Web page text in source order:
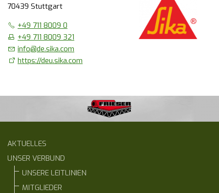
70439 Stuttgart
+49 711 8009 0
+49 711 8009 321
info@de.sika.com
https://deu.sika.com
AKTUELLES
UNSER VERBUND
UNSERE LEITLINIEN
MITGLIEDER